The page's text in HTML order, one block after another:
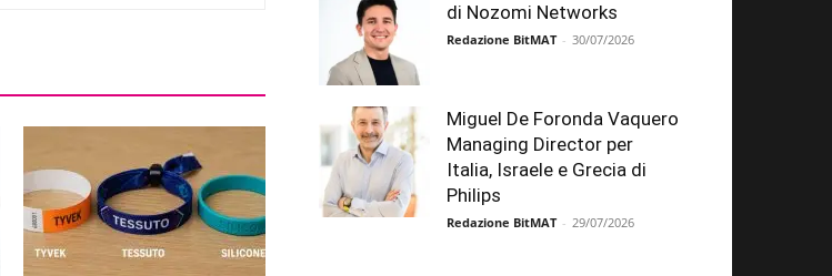
di Nozomi Networks
Redazione BitMAT - 30/07/2026
Miguel De Foronda Vaquero
Managing Director per
Italia, Israele e Grecia di
Philips
Redazione BitMAT - 29/07/2026